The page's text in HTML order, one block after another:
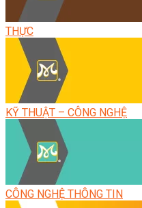
THỰC
KỸ THUẬT – CÔNG NGHỆ
CÔNG NGHỆ THÔNG TIN